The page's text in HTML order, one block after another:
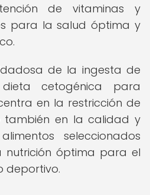
de vitaminas y
para la salud óptima y
de la ingesta de
cetogénica para
en la restricción de
también en la calidad y
seleccionados
nutrición óptima para el
deportivo.